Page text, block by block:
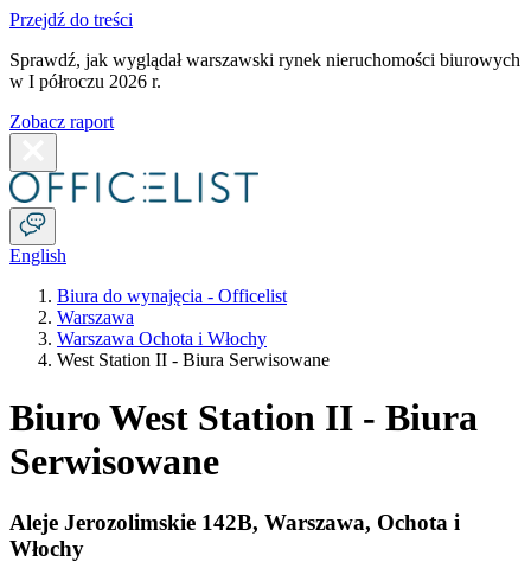
Przejdź do treści
Sprawdź, jak wyglądał warszawski rynek nieruchomości biurowych
w I półroczu 2026 r.
Zobacz raport
English
Biura do wynajęcia - Officelist
Warszawa
Warszawa Ochota i Włochy
West Station II - Biura Serwisowane
Biuro West Station II - Biura
Serwisowane
Aleje Jerozolimskie 142B, Warszawa, Ochota i
Włochy